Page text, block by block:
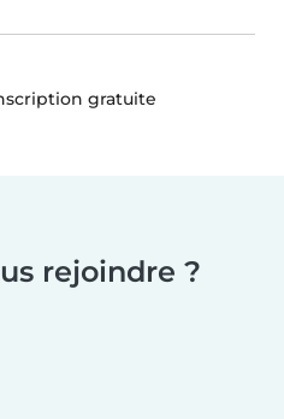
gratuite
rejoindre ?